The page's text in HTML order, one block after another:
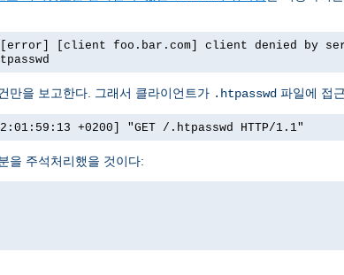
[error] [client foo.bar.com] client denied by
만을 보고한다. 그래서 클라이언트가 .htpasswd 파일에 접
+0200] "GET /.htpasswd HTTP/1.1"
을 주석처리했을 것이다: